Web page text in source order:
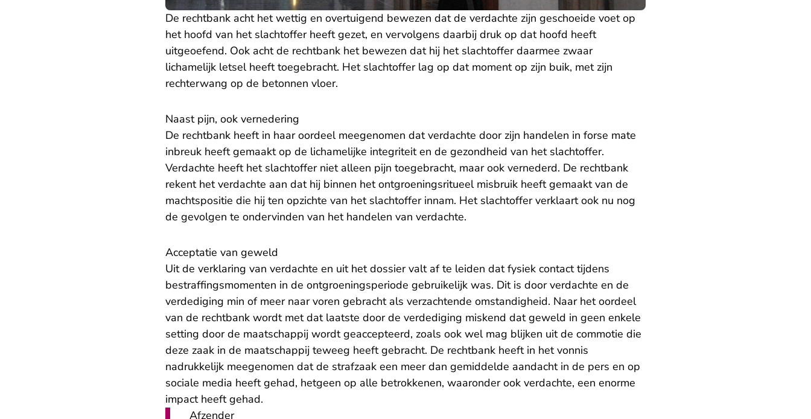
De rechtbank acht het wettig en overtuigend bewezen dat de verdachte zijn geschoeide voet op
het hoofd van het slachtoffer heeft gezet, en vervolgens daarbij druk op dat hoofd heeft
uitgeoefend. Ook acht de rechtbank het bewezen dat hij het slachtoffer daarmee zwaar
lichamelijk letsel heeft toegebracht. Het slachtoffer lag op dat moment op zijn buik, met zijn
rechterwang op de betonnen vloer.
Naast pijn, ook vernedering
De rechtbank heeft in haar oordeel meegenomen dat verdachte door zijn handelen in forse mate
inbreuk heeft gemaakt op de lichamelijke integriteit en de gezondheid van het slachtoffer.
Verdachte heeft het slachtoffer niet alleen pijn toegebracht, maar ook vernederd. De rechtbank
rekent het verdachte aan dat hij binnen het ontgroeningsritueel misbruik heeft gemaakt van de
machtspositie die hij ten opzichte van het slachtoffer innam. Het slachtoffer verklaart ook nu nog
de gevolgen te ondervinden van het handelen van verdachte.
Acceptatie van geweld
Uit de verklaring van verdachte en uit het dossier valt af te leiden dat fysiek contact tijdens
bestraffingsmomenten in de ontgroeningsperiode gebruikelijk was. Dit is door verdachte en de
verdediging min of meer naar voren gebracht als verzachtende omstandigheid. Naar het oordeel
van de rechtbank wordt met dat laatste door de verdediging miskend dat geweld in geen enkele
setting door de maatschappij wordt geaccepteerd, zoals ook wel mag blijken uit de commotie die
deze zaak in de maatschappij teweeg heeft gebracht. De rechtbank heeft in het vonnis
nadrukkelijk meegenomen dat de strafzaak een meer dan gemiddelde aandacht in de pers en op
sociale media heeft gehad, hetgeen op alle betrokkenen, waaronder ook verdachte, een enorme
impact heeft gehad.
Afzender